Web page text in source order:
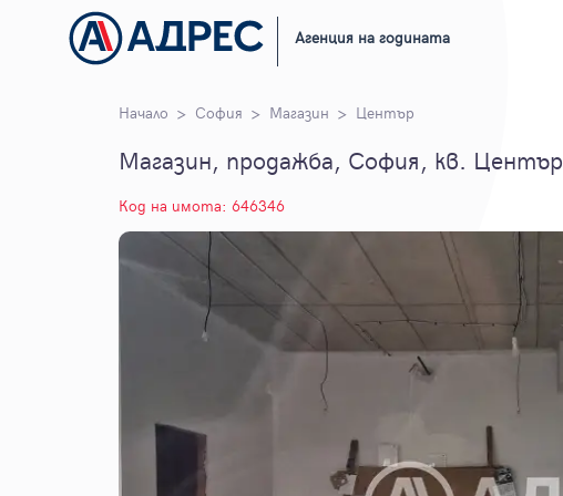
Агенция на годината
Начало София Магазин Център
Магазин, продажба, София, кв. Център
Код на имота: 646346